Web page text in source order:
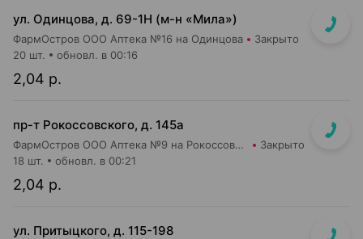
ул. Одинцова, д. 69-1Н (м-н «Мила»)
ФармОстров ООО Аптека №16 на Одинцова Закрыто
2,04 р.
20 шт. обновл. в 00:16
пр-т Рокоссовского, д. 145а
ФармОстров ООО Аптека №9 на Рокоссовского Закрыто
2,04 р.
18 шт. обновл. в 00:21
ул. Притыцкого, д. 115-198